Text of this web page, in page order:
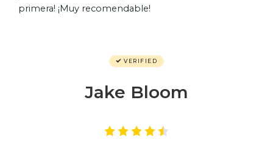
primera! ¡Muy recomendable!
VERIFIED
Jake Bloom